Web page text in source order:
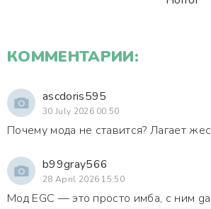
КОММЕНТАРИИ:
ascdoris595
30 July 2026 00:50
Почему мода не ставится? Лагает
b99gray566
28 April 2026 15:50
Мод EGC — это просто имба, с ним